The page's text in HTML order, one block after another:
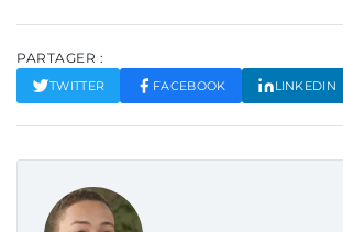
PARTAGER :
TWITTER FACEBOOK LINKEDIN